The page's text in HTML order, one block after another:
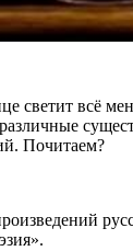
всё
Почитаем?